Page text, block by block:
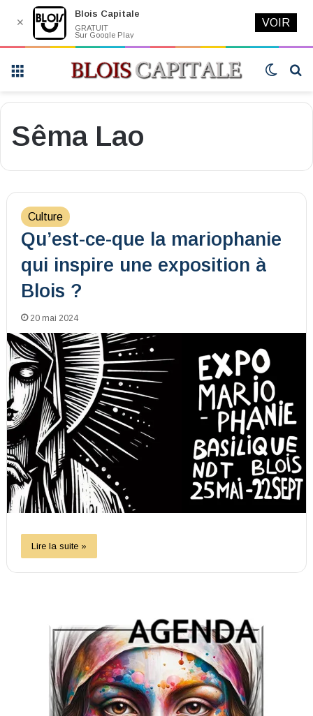
Switch
Sêma Lao
Culture
Qu’est-ce-que la mariophanie
qui inspire une exposition à
Blois ?
20 mai 2024
Lire la suite »
✕
Blois Capitale
GRATUIT
Sur Google Play
VOIR